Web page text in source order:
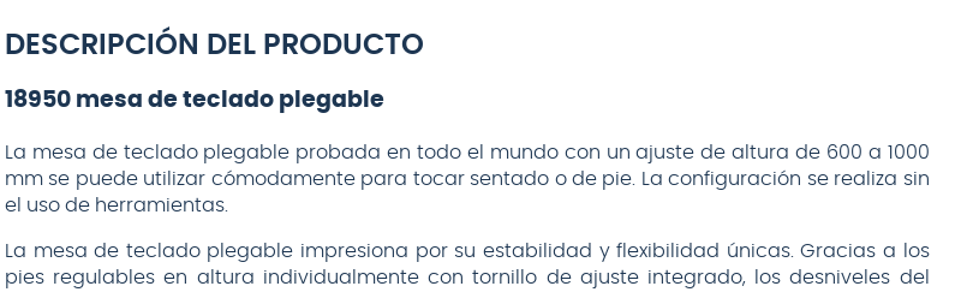
DESCRIPCIÓN DEL PRODUCTO
18950 mesa de teclado plegable
La mesa de teclado plegable probada en todo el mundo con un ajuste de altura de 600 a 1000
mm se puede utilizar cómodamente para tocar sentado o de pie. La configuración se realiza sin
el uso de herramientas.
La mesa de teclado plegable impresiona por su estabilidad y flexibilidad únicas. Gracias a los
pies regulables en altura individualmente con tornillo de ajuste integrado, los desniveles del